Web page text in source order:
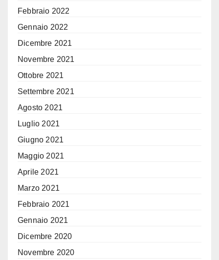
Febbraio 2022
Gennaio 2022
Dicembre 2021
Novembre 2021
Ottobre 2021
Settembre 2021
Agosto 2021
Luglio 2021
Giugno 2021
Maggio 2021
Aprile 2021
Marzo 2021
Febbraio 2021
Gennaio 2021
Dicembre 2020
Novembre 2020